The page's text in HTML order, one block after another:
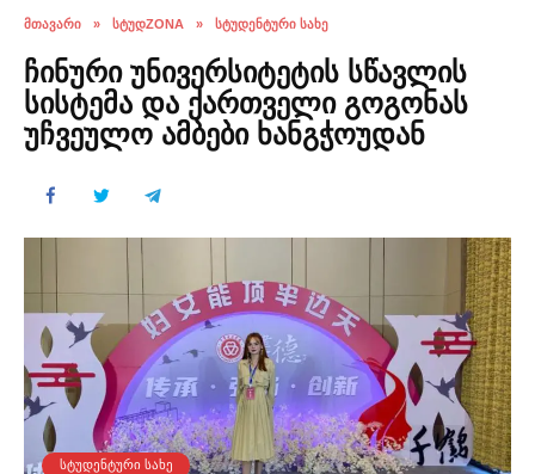
ᲛᲗᲐᲕᲐᲠᲘ » ᲡᲢᲣᲓZONA » ᲡᲢᲣᲓᲔᲜᲢᲣᲠᲘ ᲡᲐᲮᲔ
ჩინური უნივერსიტეტის სწავლის
სისტემა და ქართველი გოგონას
უჩვეულო ამბები ხანგჭოუდან
ᲡᲢᲣᲓᲔᲜᲢᲣᲠᲘ ᲡᲐᲮᲔ